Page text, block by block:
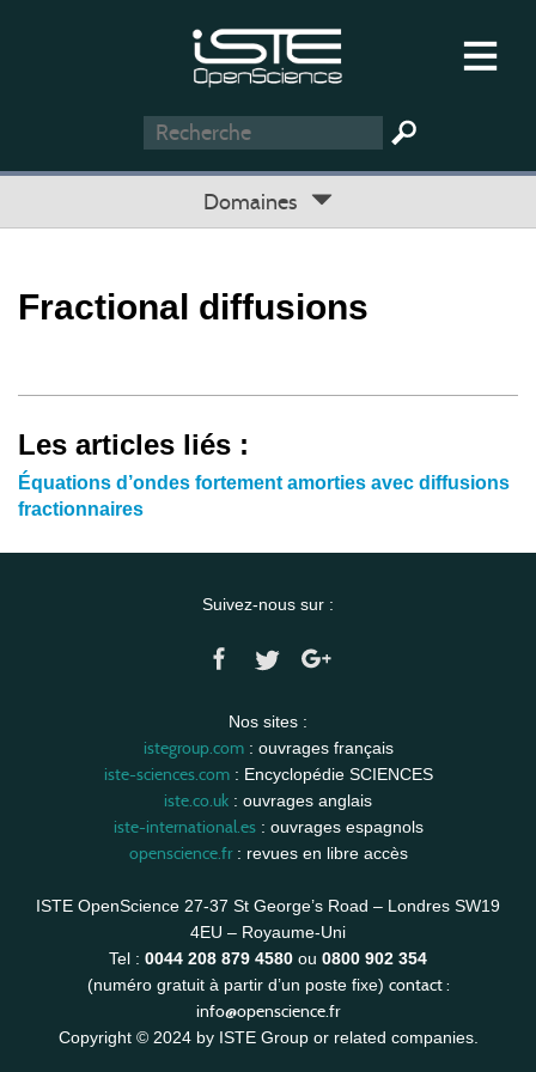
Domaines
Fractional diffusions
Les articles liés :
Équations d’ondes fortement amorties avec diffusions
fractionnaires
Suivez-nous sur :
Nos sites :
istegroup.com: ouvrages français
iste-sciences.com: Encyclopédie SCIENCES
iste.co.uk : ouvrages anglais
iste-international.es: ouvrages espagnols
openscience.fr: revues en libre accès
ISTE OpenScience 27-37 St George’s Road – Londres SW19
4EU – Royaume-Uni
Tel : 0044 208 879 4580 ou 0800 902 354
(numéro gratuit à partir d’un poste fixe) contact :
info@openscience.fr
Copyright © 2024 by ISTE Group or related companies.